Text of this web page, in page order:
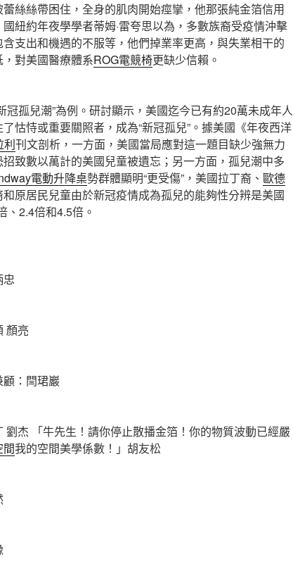
絲帶困住，全身的肌肉開始痙攣，他那張純金箔信用
紐約年夜學學者蒂姆·雷夸思以為，多數族裔受疫情沖擊
支出和機遇的不服等，他們掉業率更高，與失業相干的
對美國醫療體系ROG電競椅更缺少信賴。
孤兒潮”為例。研討顯示，美國迄今已有約20萬未成年人
怙恃或重要關照者，成為“新冠孤兒”。據美國《年夜西洋
利刊文剖析，一方面，美國當局應對這一題目缺少強無力
致數以萬計的美國兒童被遺忘；另一方面，孤兒潮中多
電動升降桌勢群體顯明“更受傷”，美國拉丁裔、 歐德
和原居民兒童由於新冠疫情成為孤兒的能夠性分辨是美國
、2.4倍和4.5倍。
亮
：閆珺巖
杰 「牛先生！請你停止散播金箔！你的物質波動已經嚴
間我的空間美學係數！」胡友松